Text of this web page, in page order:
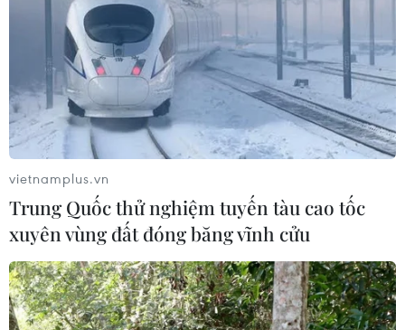
vietnamplus.vn
Trung Quốc thử nghiệm tuyến tàu cao tốc
xuyên vùng đất đóng băng vĩnh cửu